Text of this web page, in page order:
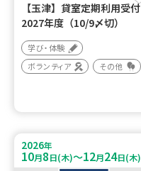
【玉津】貸室定期利用受付
2027年度（10/9〆切）
学び・体験
ボランティア
その他
2026年
10月8日(木)～12月24日(木)